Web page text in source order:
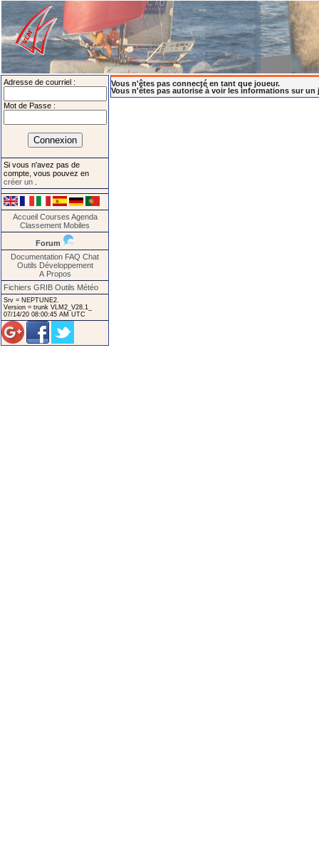
Adresse de courriel :
Mot de Passe :
Si vous n'avez pas de
compte, vous pouvez en
créer un
Accueil Courses Agenda
Classement Mobiles
Forum
Documentation FAQ Chat
Outils Développement
A Propos
Fichiers GRIB Outils Météo
Srv = NEPTUNE2.
Version = trunk VLM2_V28.1_
07/14/20 08:00:45 AM UTC
Vous n'êtes pas connecté en tant que joueur.
Vous n'êtes pas autorisé à voir les informations sur un